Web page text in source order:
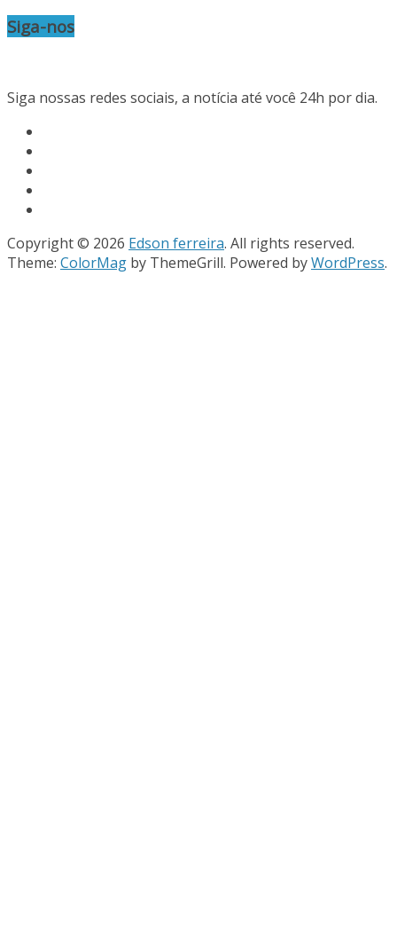
Siga-nos
Siga nossas redes sociais, a notícia até você 24h por dia.
Copyright © 2026 Edson ferreira. All rights reserved.
Theme: ColorMag by ThemeGrill. Powered byWordPress.